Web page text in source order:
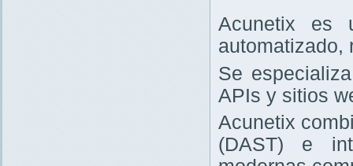
Acunetix es
automatizado,
Se
APIs y sitios
Acunetix
(DAST) e